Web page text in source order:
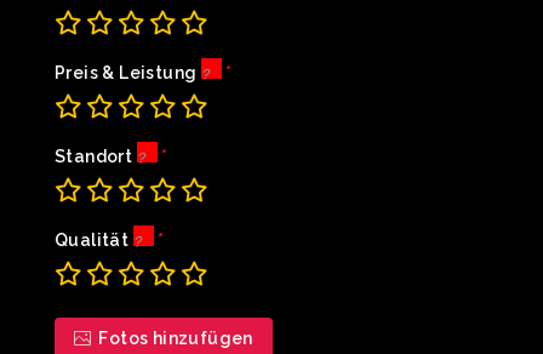
Preis & Leistung
Standort
Qualität
Fotos hinzufügen